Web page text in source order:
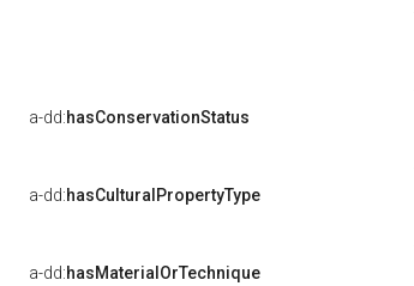
a-dd:hasConservationStatus
a-dd:hasCulturalPropertyType
a-dd:hasMaterialOrTechnique